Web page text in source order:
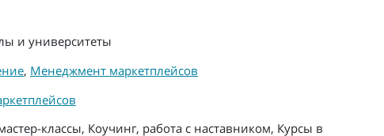
и университеты
, Менеджмент маркетплейсов
классы, Коучинг, работа с наставником, Курсы в